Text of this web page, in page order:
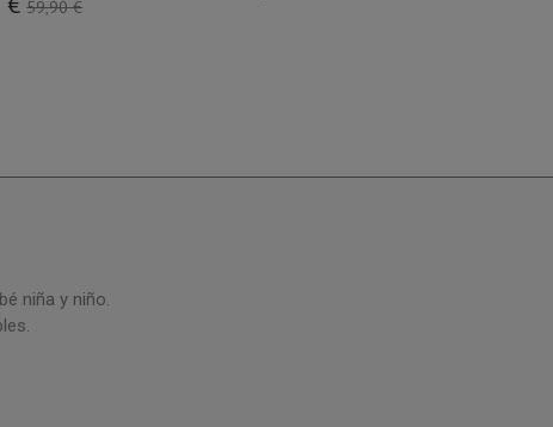
59,90 €
niña y niño.